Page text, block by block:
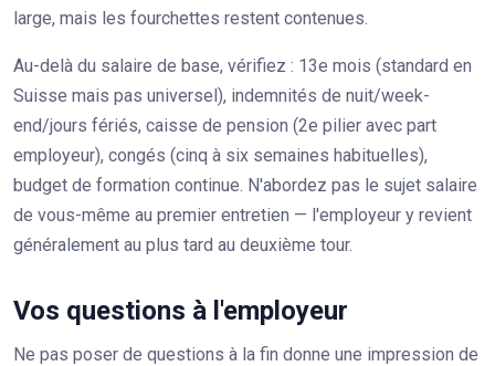
large, mais les fourchettes restent contenues.
Au-delà du salaire de base, vérifiez : 13e mois (standard en
Suisse mais pas universel), indemnités de nuit/week-
end/jours fériés, caisse de pension (2e pilier avec part
employeur), congés (cinq à six semaines habituelles),
budget de formation continue. N'abordez pas le sujet salaire
de vous-même au premier entretien — l'employeur y revient
généralement au plus tard au deuxième tour.
Vos questions à l'employeur
Ne pas poser de questions à la fin donne une impression de